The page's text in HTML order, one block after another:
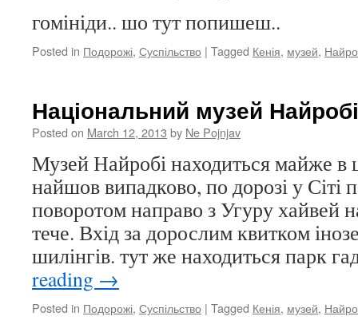
гомініди.. шо тут попишеш..
Posted in Подорожі, Суспільство | Tagged Кенія, музей,
Національний музей Найробі
Posted on March 12, 2013 by Ne Pojnjav
Музей Найробі находиться майже в
найшов випадково, по дорозі у Сіті
поворотом направо з Угуру хайвей
тече. Вхід за дорослим квитком
шилінгів. тут же находиться парк
reading →
Posted in Подорожі, Суспільство | Tagged Кенія, музей,